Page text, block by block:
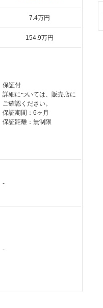
7.4万円
154.9万円
保証付
詳細については、販売店に
ご確認ください。
保証期間：6ヶ月
保証距離：無制限
-
-